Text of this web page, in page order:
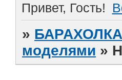
Привет, Гость!
»
моделями »